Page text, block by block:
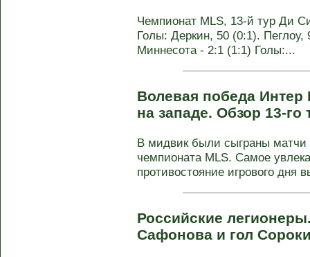
Чемпионат MLS, 13-й тур Ди
Голы: Деркин, 50 (0:1).
Миннесота - 2:1 (1:1) Голы:...
Волевая победа
на западе. Обзор 13-го
В мидвик были сыграны матчи
чемпионата MLS. Самое
противостояние игрового дня
Российские
Сафонова и гол